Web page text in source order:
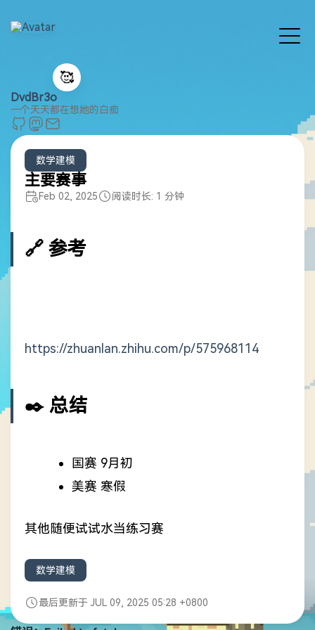
🥰
DvdBr3o
一个天天都在想她的白痴
数学建模
主要赛事
Feb 02, 2025 阅读时长: 1 分钟
🔗 参考
https://zhuanlan.zhihu.com/p/575968114
✒️ 总结
国赛 9月初
美赛 寒假
其他随便试试水当练习赛
数学建模
最后更新于 JUL 09, 2025 05:28 +0800